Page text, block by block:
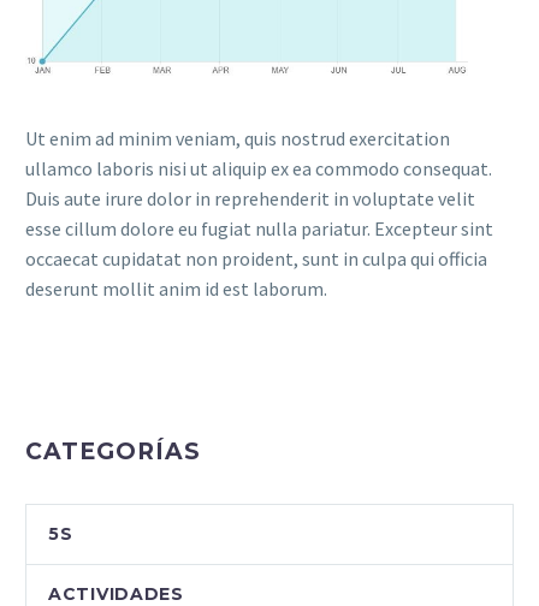
Ut enim ad minim veniam, quis nostrud exercitation
ullamco laboris nisi ut aliquip ex ea commodo consequat.
Duis aute irure dolor in reprehenderit in voluptate velit
esse cillum dolore eu fugiat nulla pariatur. Excepteur sint
occaecat cupidatat non proident, sunt in culpa qui officia
deserunt mollit anim id est laborum.
CATEGORÍAS
5S
ACTIVIDADES